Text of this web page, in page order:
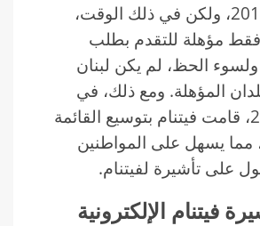
مرة في عام 2017، ولكن في ذلك الوقت،
دولة فقط مؤهلة للتقدم بطلب
الحظ، لم يكن لبنان
المؤهلة. ومع ذلك، في
أغسطس 2023، قامت فيتنام بتوسيع القائمة
مما يسهل على المواطنين
على تأشيرة لفيتنام.
فيتنام الإلكترونية